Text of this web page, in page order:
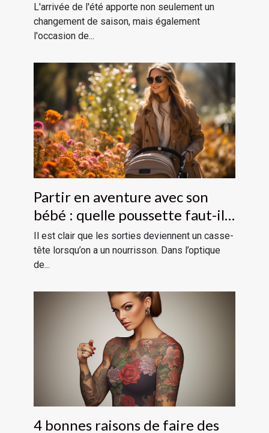
L'arrivée de l'été apporte non seulement un
changement de saison, mais également
l'occasion de...
Partir en aventure avec son
bébé : quelle poussette faut-il
choisir ?
Il est clair que les sorties deviennent un casse-
tête lorsqu’on a un nourrisson. Dans l’optique
de...
4 bonnes raisons de faire des